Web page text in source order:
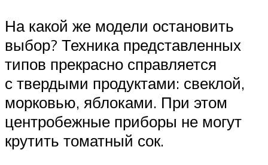
На какой же модели остановить
выбор? Техника представленных
типов прекрасно справляется
с твердыми продуктами: свеклой,
морковью, яблоками. При этом
центробежные приборы не могут
крутить томатный сок.